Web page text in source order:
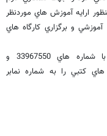
ارايه آموزش هاي موردنظر
و برگزاري کارگاه هاي
براساس اين اطلاعيه، علاقه‏مندان مي توانند با شماره هاي 33967550 و
هاي کتبي را به شماره نمابر